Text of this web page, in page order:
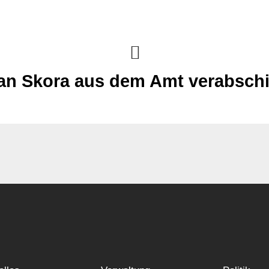
Skora aus dem Amt